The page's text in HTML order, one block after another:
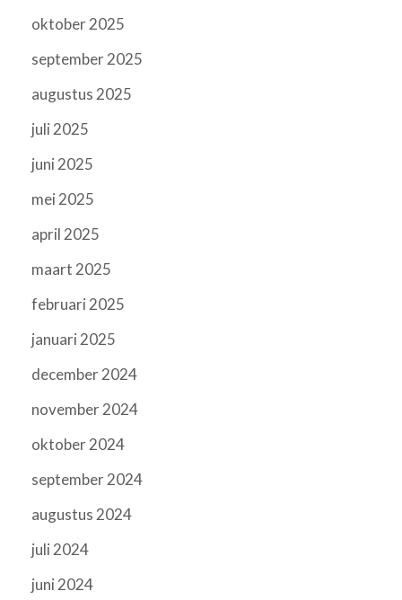
oktober 2025
september 2025
augustus 2025
juli 2025
juni 2025
mei 2025
april 2025
maart 2025
februari 2025
januari 2025
december 2024
november 2024
oktober 2024
september 2024
augustus 2024
juli 2024
juni 2024